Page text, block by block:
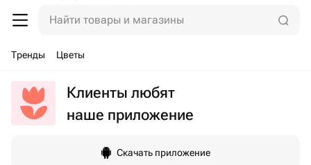
Найти товары и магазины
Тренды Цветы
Клиенты любят
наше приложение
Скачать приложение